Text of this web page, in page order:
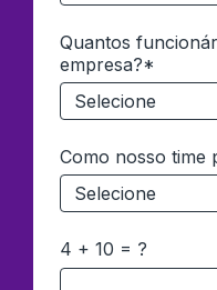
Quantos
empresa?*
Como nosso time
4 + 10 = ?